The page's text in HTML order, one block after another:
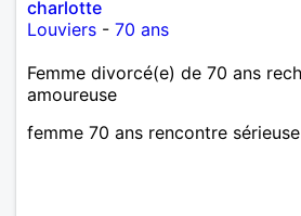
charlotte
Louviers - 70 ans
Femme divorcé(e) de 70 ans
amoureuse
femme 70 ans rencontre sérieuse